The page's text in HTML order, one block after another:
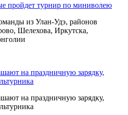
пройдет турнир по миниволею
из Улан‑Удэ, районов
Шелехова, Иркутска,
на праздничную зарядку,
на праздничную зарядку,